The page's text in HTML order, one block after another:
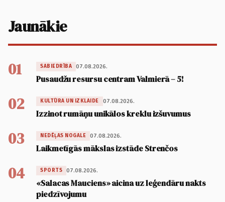
Jaunākie
01 SABIEDRĪBA 07.08.2026.
Pusaudžu resursu centram Valmierā – 5!
02 KULTŪRA UN IZKLAIDE 07.08.2026.
Izzinot rumāņu unikālos kreklu izšuvumus
03 NEDĒĻAS NOGALE 07.08.2026.
Laikmetīgās mākslas izstāde Strenčos
04 SPORTS 07.08.2026.
«Salacas Mauciens» aicina uz leģendāru nakts
piedzīvojumu